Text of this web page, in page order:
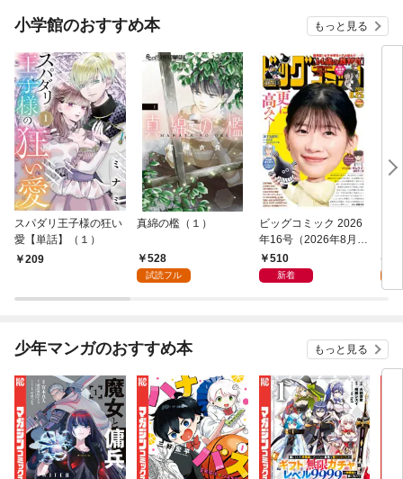
小学館のおすすめ本 もっと見る
スパダリ王子様の狂い
愛【単話】（１）
209
真綿の檻（１）
528
試読フル
ビッグコミック 2026
年16号（2026年8月7
日発売）
510
新着
少年マンガのおすすめ本 もっと見る